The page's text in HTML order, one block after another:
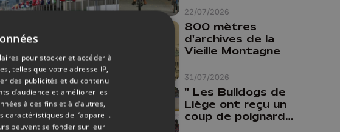
22/07/2026
cyclo-piétonnes
Avroy et
Guillemins...
31/07/2026
800 mètres
d'archives de la
Vieille Montagne
" Les Bulldogs de
Liège ont reçu un
coup de poignard
pour stocker et accéder à
telles que votre adresse IP,
des publicités et du contenu
d’audience et améliorer les
à ces fins et à d’autres,
caractéristiques de l’appareil.
peuvent se fonder sur leur